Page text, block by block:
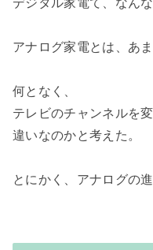
アナログ家電とは、あ
何となく、
テレビのチャンネルを
違いなのかと考えた。
とにかく、アナログの